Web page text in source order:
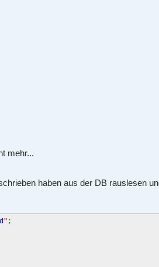
mehr...
haben aus der DB rauslesen
" ;